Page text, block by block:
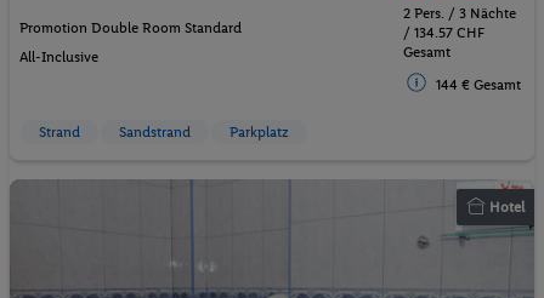
Promotion Double Room Standard
All-Inclusive
2 Pers. / 3 Nächte
/ 134.57 CHF
Gesamt
144 € Gesamt
Strand Sandstrand Parkplatz
Hotel